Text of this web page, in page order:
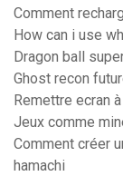
Comment
How can i use
Dragon ball
Ghost recon
Remettre ecran
Jeux comme
Comment créer
hamachi